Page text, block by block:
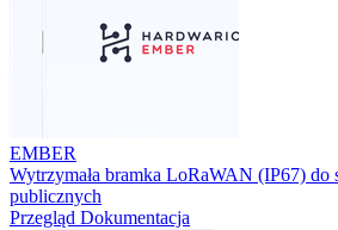
EMBER
Wytrzymała bramka LoRaWAN (IP67) do
publicznych
Przegląd Dokumentacja